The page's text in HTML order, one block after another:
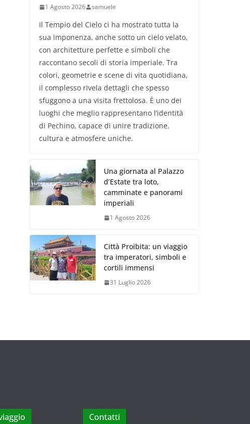
1 Agosto 2026 samuele
Il Tempio del Cielo ci ha mostrato tutta la
sua imponenza, anche sotto un cielo velato,
con architetture perfette e simboli che
raccontano secoli di storia imperiale. Tra
colori, geometrie e scene di vita quotidiana,
il complesso rivela dettagli che spesso
sfuggono a una visita frettolosa. È uno dei
luoghi che meglio rappresentano l’identità
di Pechino, capace di unire tradizione,
cultura e atmosfere uniche.
Una giornata al Palazzo
d’Estate tra loto,
camminate e panorami
imperiali
1 Agosto 2026
Città Proibita: un viaggio
tra imperatori, simboli e
cortili immensi
31 Luglio 2026
Contatti